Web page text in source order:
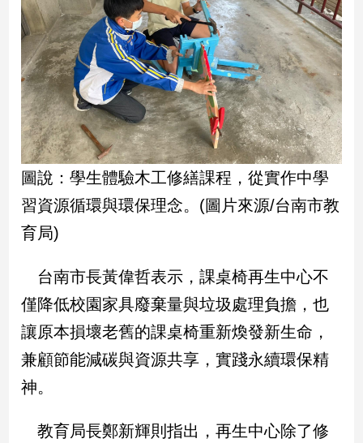
社
會/
地
方
新
冠
病
毒
專
區
南
灣
觀
點
南
台
灣
圖說：學生體驗木工修繕課程，從實作中學
習資源循環與環保理念。(圖片來源/台南市教
育局)
台南市長黃偉哲表示，課桌椅再生中心不
僅降低校園家具廢棄量與垃圾處理負擔，也
讓原本損壞老舊的課桌椅重新煥發新生命，
兼顧節能減碳與資源共享，實踐永續環保精
神。
教育局長鄭新輝則指出，再生中心除了修